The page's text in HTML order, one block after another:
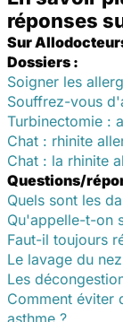
réponses
Sur
Dossiers :
Soigner les
Souffrez-vous
Turbinectomie :
Chat : rhinite
Chat : la rhinite
Questions/
Quels sont les
Qu'appelle-t-on
Faut-il toujours
Le lavage du
Les
Comment éviter
asthme ?